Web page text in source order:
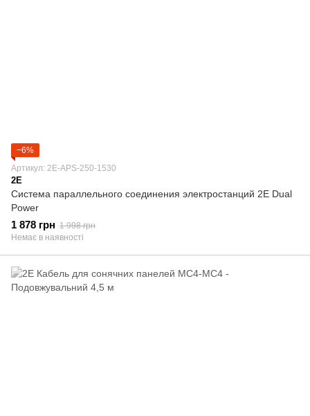
−6%
Артикул: 2E-APS-250-1530
2E
Система параллельного соединения электростанций 2E Dual
Power
1 878 грн 1 998 грн
Немає в наявності